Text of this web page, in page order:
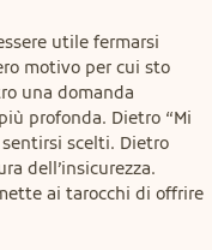
utile fermarsi
motivo per cui sto
una domanda
profonda. Dietro “Mi
scelti. Dietro
dell’insicurezza.
ai tarocchi di offrire